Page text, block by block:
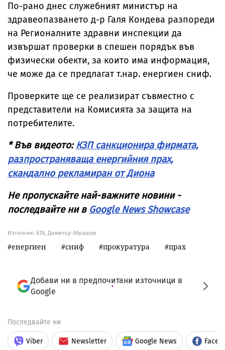
По-рано днес служебният министър на
здравеопазването д-р Галя Кондева разпореди
на Регионалните здравни инспекции да
извършат проверки в спешен порядък във
физически обекти, за които има информация,
че може да се предлагат т.нар. енергиен сниф.
Проверките ще се реализират съвместно с
представители на Комисията за защита на
потребителите.
* Във видеото: КЗП санкционира фирмата,
разпространяваща енергийния прах,
скандално рекламиран от Диона
Не пропускайте най-важните новини -
последвайте ни в Google News Showcase
Източник: БТА, Димитър Абрашев
енергиен сниф прокуратура прах
Добави ни в предпочитани източници в
Google
Последвайте ни
Viber Newsletter Google News